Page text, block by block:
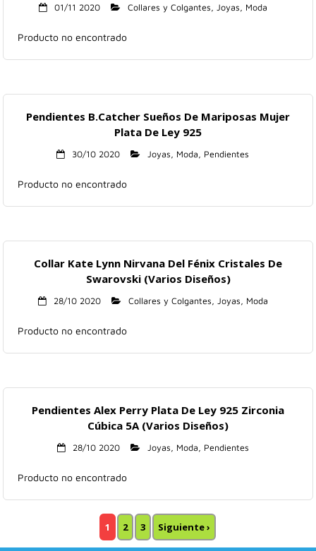
01/11 2020 Collares y Colgantes, Joyas, Moda
Producto no encontrado
Pendientes B.Catcher Sueños De Mariposas Mujer
Plata De Ley 925
30/10 2020 Joyas, Moda, Pendientes
Producto no encontrado
Collar Kate Lynn Nirvana Del Fénix Cristales De
Swarovski (Varios Diseños)
28/10 2020 Collares y Colgantes, Joyas, Moda
Producto no encontrado
Pendientes Alex Perry Plata De Ley 925 Zirconia
Cúbica 5A (Varios Diseños)
28/10 2020 Joyas, Moda, Pendientes
Producto no encontrado
1 2 3 Siguiente ›